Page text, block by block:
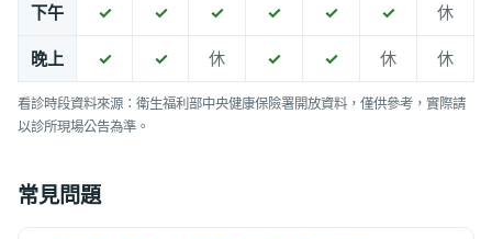
下午 ✓ ✓ ✓ ✓ ✓ ✓ 休
晚上 ✓ ✓ 休 ✓ ✓ 休 休
看診時段資料來源：衛生福利部中央健康保險署開放資料，僅供參考，實際請
以診所現場公告為準。
常見問題